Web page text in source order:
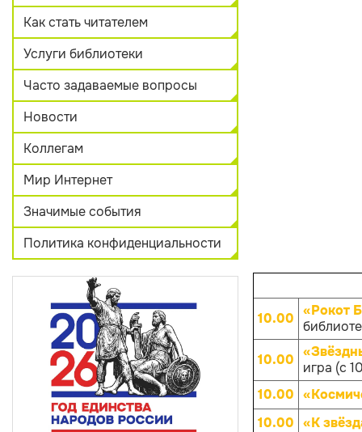
Как стать читателем
Услуги библиотеки
Часто задаваемые вопросы
Новости
Коллегам
Мир Интернет
Значимые события
Политика конфиденциальности
10.00 «Рокот
10.00
игра (с
10.00
10.00 «К